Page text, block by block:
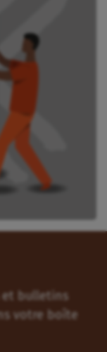
et bulletins
votre boîte